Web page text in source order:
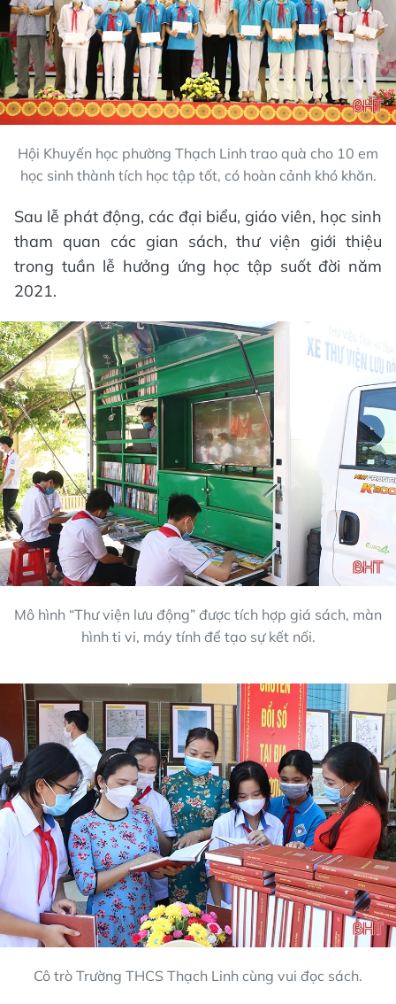
Hội Khuyến học phường Thạch Linh trao quà cho 10 em
học sinh thành tích học tập tốt, có hoàn cảnh khó khăn.
Sau lễ phát động, các đại biểu, giáo viên, học sinh
tham quan các gian sách, thư viện giới thiệu
trong tuần lễ hưởng ứng học tập suốt đời năm
2021.
Mô hình “Thư viện lưu động” được tích hợp giá sách, màn
hình ti vi, máy tính để tạo sự kết nối.
Cô trò Trường THCS Thạch Linh cùng vui đọc sách.